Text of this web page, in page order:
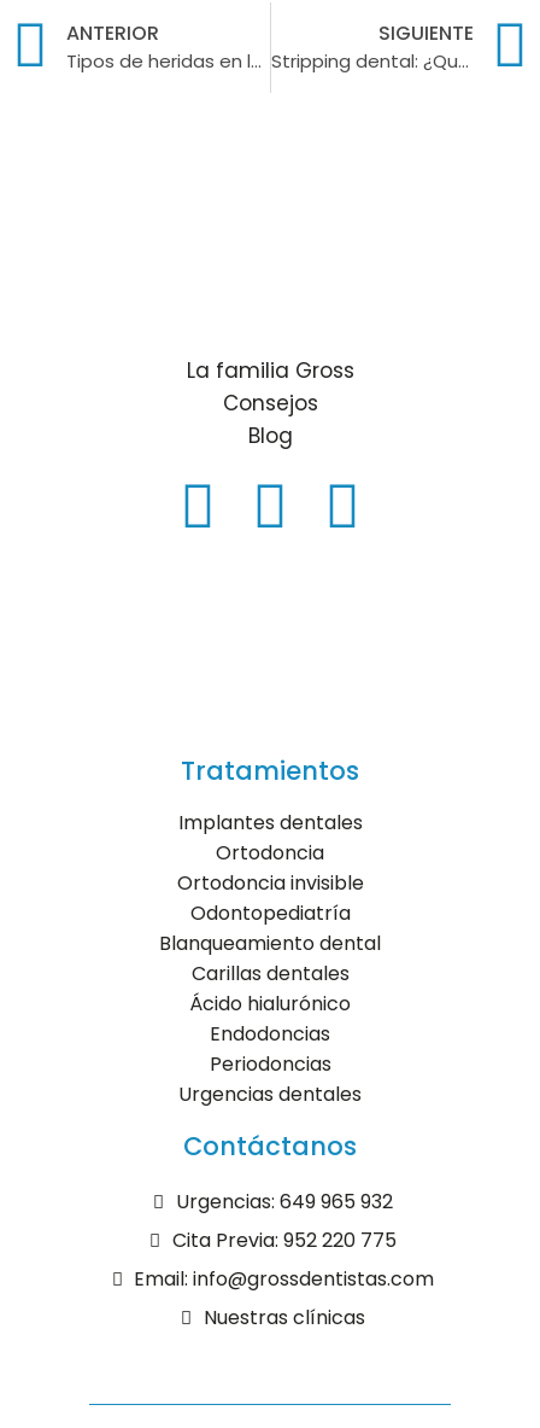
ANTERIOR
Tipos de heridas en la boca: Una guía completa
SIGUIENTE
Stripping dental: ¿Qué es y cuándo es necesario?
La familia Gross
Consejos
Blog
Tratamientos
Implantes dentales
Ortodoncia
Ortodoncia invisible
Odontopediatría
Blanqueamiento dental
Carillas dentales
Ácido hialurónico
Endodoncias
Periodoncias
Urgencias dentales
Contáctanos
Urgencias: 649 965 932
Cita Previa: 952 220 775
Email: info@grossdentistas.com
Nuestras clínicas